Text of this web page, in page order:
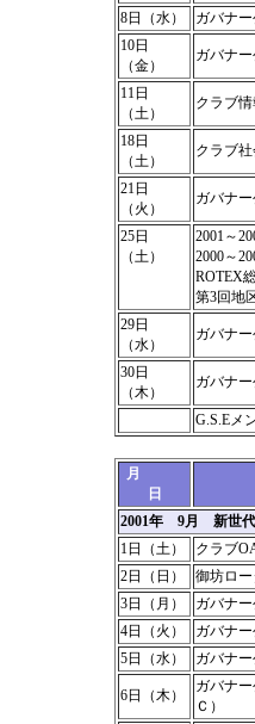
8日（水）
ガバナ
10日
（金）
ガバナ
11日
（土）
クラブ
18日
（土）
クラブ
21日
（火）
ガバナ
25日
（土）
2001～
2000～
ROTEX
第3回地
29日
（水）
ガバナ
30日
（木）
ガバナ
G.S.Eメ
月
日
2001年 9月 新世代
1日（土）
クラブ
2日（日）
御坊ロ
3日（月）
ガバナ
4日（火）
ガバナ
5日（水）
ガバナ
6日（木）
ガバナ
Ｃ）